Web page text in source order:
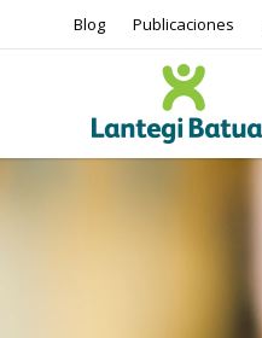
Blog Publicaciones